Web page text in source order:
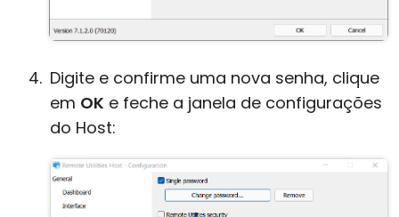
Digite e confirme uma nova senha, clique
em OK e feche a janela de configurações
do Host: